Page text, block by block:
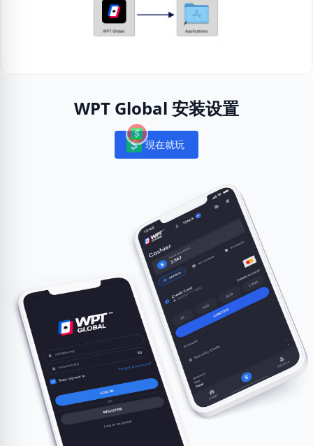
WPT Global 安装设置
Notifications
現在就玩